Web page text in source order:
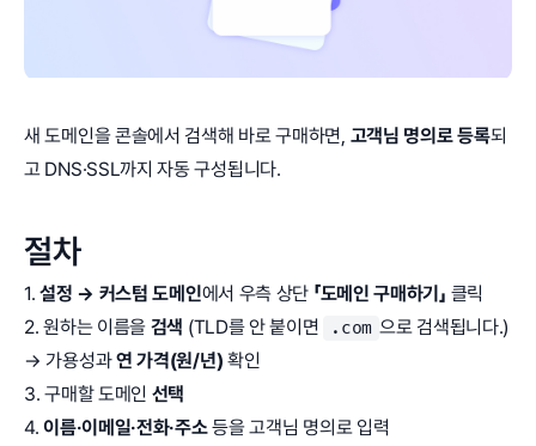
새 도메인을 콘솔에서 검색해 바로 구매하면, 고객님 명의로 등록되
고 DNS·SSL까지 자동 구성됩니다.
절차
1.설정 → 커스텀 도메인에서 우측 상단 「도메인 구매하기」 클릭
2. 원하는 이름을 검색 (TLD를 안 붙이면 .com 으로 검색됩니다.)
→ 가용성과연 가격(원/년) 확인
3. 구매할 도메인 선택
4.이름·이메일·전화·주소등을 고객님 명의로 입력